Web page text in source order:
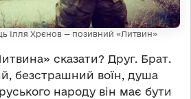
Ілля Хрєнов — позивний «Литвин»
сказати? Друг. Брат.
безстрашний воїн, душа
народу він має бути